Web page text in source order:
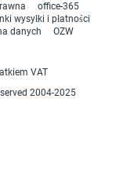
office-365
wysyłki i płatności
danych
OZW
VAT
2004-2025